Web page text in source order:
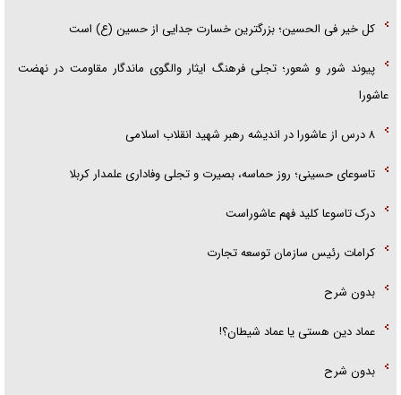
کل خیر فی الحسین؛ بزرگترین خسارت جدایی از حسین (ع) است
پیوند شور و شعور؛ تجلی فرهنگ ایثار والگوی ماندگار مقاومت در نهضت
عاشورا
۸ درس از عاشورا در اندیشه رهبر شهید انقلاب اسلامی
تاسوعای حسینی؛ روز حماسه، بصیرت و تجلی وفاداری علمدار کربلا
درک تاسوعا کلید فهم عاشوراست
کرامات رئیس سازمان توسعه تجارت
بدون شرح
عماد دین هستی یا عماد شیطان؟!
بدون شرح